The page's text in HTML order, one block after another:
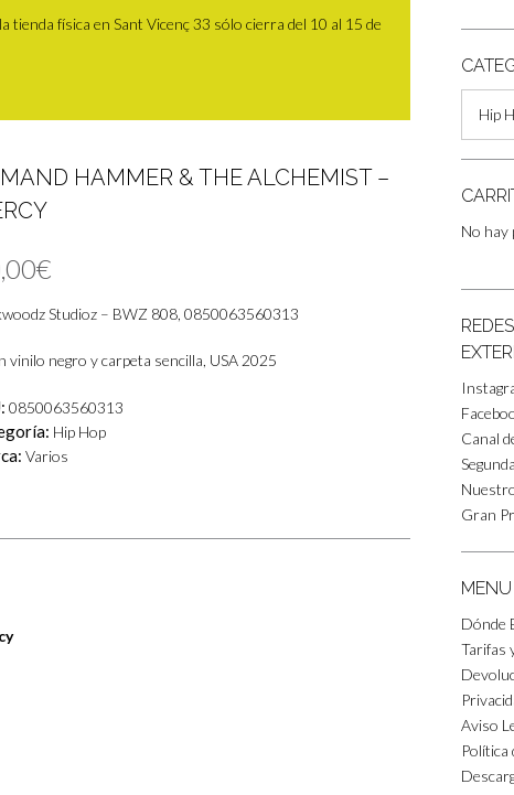
física en Sant Vicenç 33 sólo cierra del 10 al 15 de
HAMMER & THE ALCHEMIST –
€
Studioz – BWZ 808, 0850063560313
vinilo negro y carpeta sencilla, USA 2025
0850063560313
Hip Hop
Varios
Hip
No hay
Canal
Gran
Dónde
Tarifas
Aviso
Política